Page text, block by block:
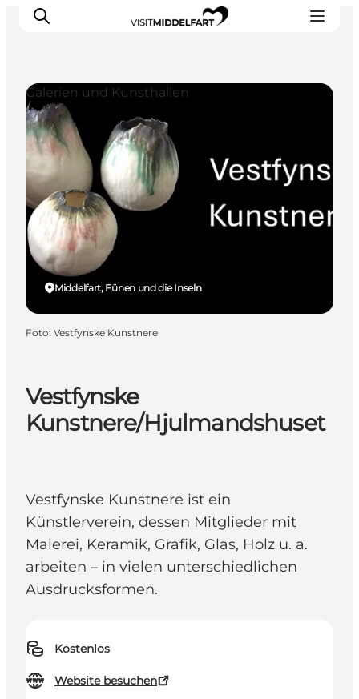
Erlebnisse
Essen und trinken
Unterkünfte
Veranstaltungen
Erlebnis buchen
Vestfynske
Kunstnere/Hjulmandshuset
Vestfynske Kunstnere ist ein
Künstlerverein, dessen Mitglieder mit
Malerei, Keramik, Grafik, Glas, Holz u. a.
arbeiten – in vielen unterschiedlichen
Ausdrucksformen.
Kostenlos
Website besuchen
Middelfart, Fünen und die Inseln
Galerien und Kunsthallen
Foto: Vestfynske Kunstnere